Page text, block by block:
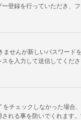
登録を行っていただき、
せんが新しいパスワー
を入力して送信してくだ
をチェックしなかった場
れる事を防いでくれま